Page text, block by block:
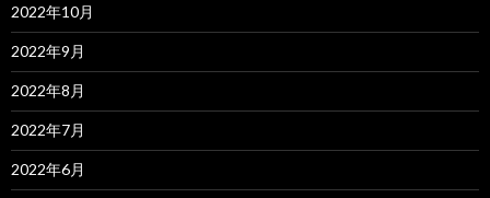
2022年10月
2022年9月
2022年8月
2022年7月
2022年6月